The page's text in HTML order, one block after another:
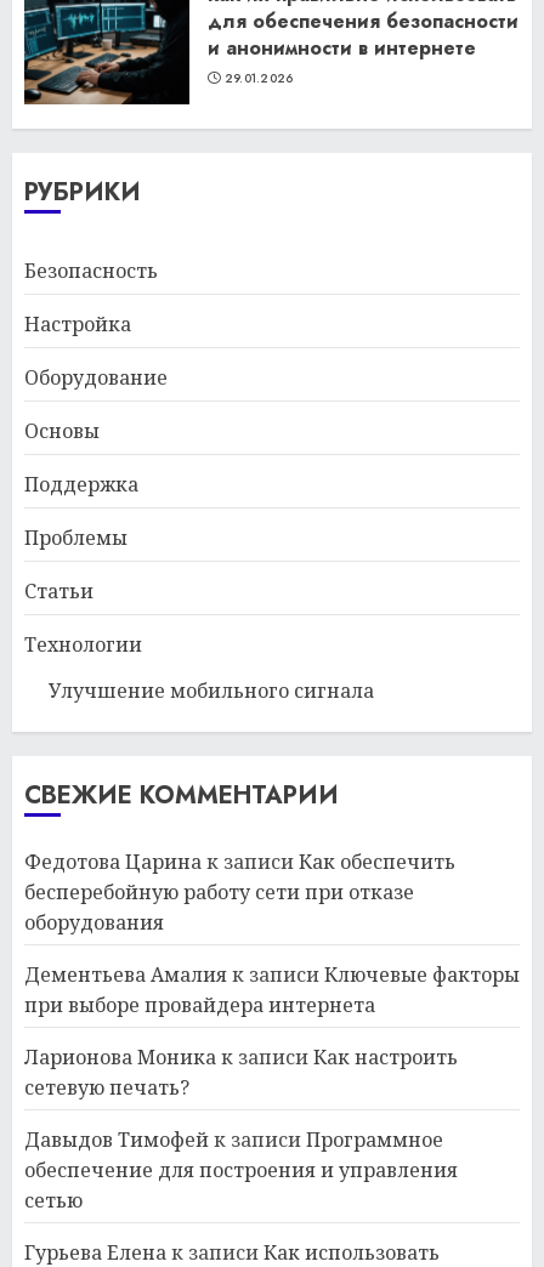
для обеспечения безопасности
и анонимности в интернете
29.01.2026
РУБРИКИ
Безопасность
Настройка
Оборудование
Основы
Поддержка
Проблемы
Статьи
Технологии
Улучшение мобильного сигнала
СВЕЖИЕ КОММЕНТАРИИ
Федотова Царинак записиКак обеспечить
бесперебойную работу сети при отказе
оборудования
Дементьева Амалияк записиКлючевые факторы
при выборе провайдера интернета
Ларионова Моникак записиКак настроить
сетевую печать?
Давыдов Тимофейк записиПрограммное
обеспечение для построения и управления
сетью
Гурьева Еленак записиКак использовать